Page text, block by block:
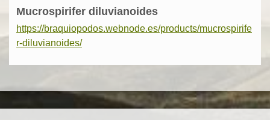
Mucrospirifer diluvianoides
https://braquiopodos.webnode.es/products/mucrospirife
r-diluvianoides/